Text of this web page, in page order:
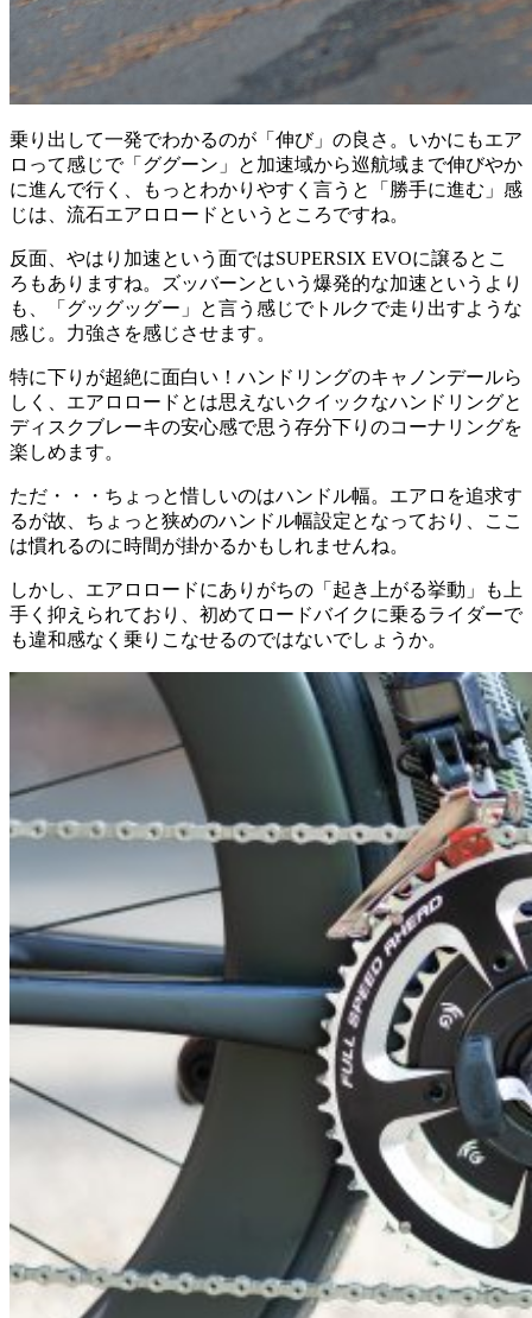
乗り出して一発でわかるのが「伸び」の良さ。いかにもエア
ロって感じで「ググーン」と加速域から巡航域まで伸びやか
に進んで行く、もっとわかりやすく言うと「勝手に進む」感
じは、流石エアロロードというところですね。
反面、やはり加速という面ではSUPERSIX EVOに譲るとこ
ろもありますね。ズッバーンという爆発的な加速というより
も、「グッグッグー」と言う感じでトルクで走り出すような
感じ。力強さを感じさせます。
特に下りが超絶に面白い！ハンドリングのキャノンデールら
しく、エアロロードとは思えないクイックなハンドリングと
ディスクブレーキの安心感で思う存分下りのコーナリングを
楽しめます。
ただ・・・ちょっと惜しいのはハンドル幅。エアロを追求す
るが故、ちょっと狭めのハンドル幅設定となっており、ここ
は慣れるのに時間が掛かるかもしれませんね。
しかし、エアロロードにありがちの「起き上がる挙動」も上
手く抑えられており、初めてロードバイクに乗るライダーで
も違和感なく乗りこなせるのではないでしょうか。